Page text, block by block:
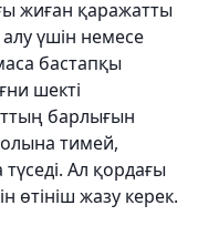
жиған қаражатты
үшін немесе
бастапқы
шекті
барлығын
тимей,
Ал қордағы
өтініш жазу керек.